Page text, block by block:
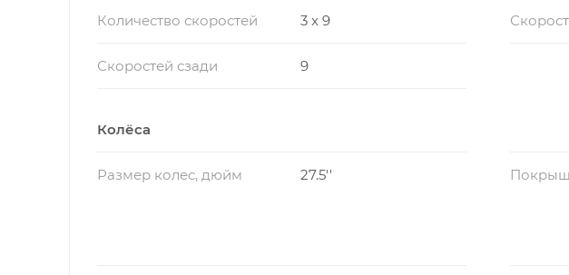
Количество скоростей 3 x 9
Скоростей сзади 9
Колёса
Размер колес, дюйм 27.5''